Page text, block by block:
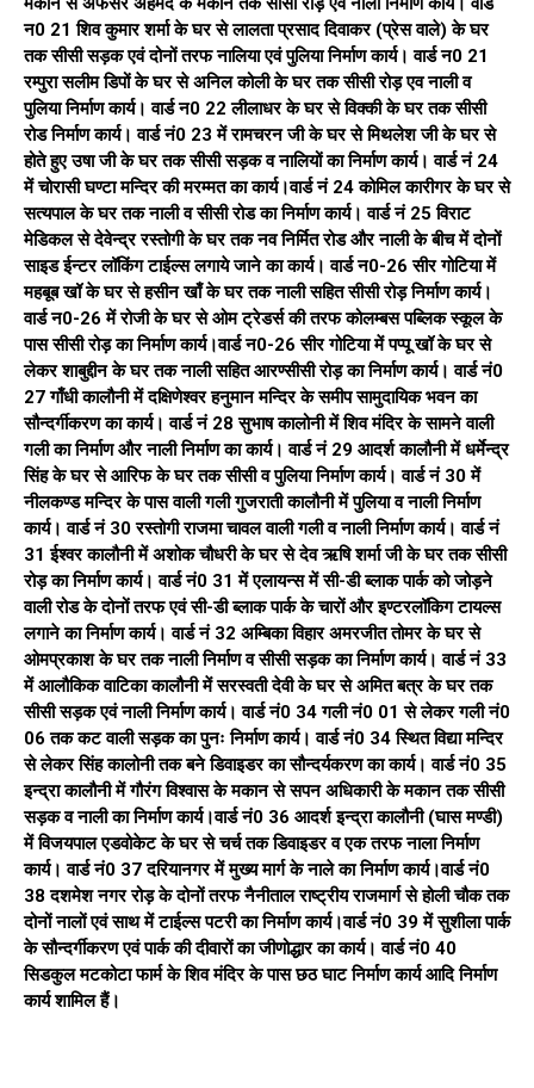
न0 21 शिव कुमार शर्मा के घर से लालता प्रसाद दिवाकर (प्रेस वाले) के घर
तक सीसी सड़क एवं दोनों तरफ नालिया एवं पुलिया निर्माण कार्य। वार्ड न0 21
रम्पुरा सलीम डिपों के घर से अनिल कोली के घर तक सीसी रोड़ एव नाली व
पुलिया निर्माण कार्य। वार्ड न0 22 लीलाधर के घर से विक्की के घर तक सीसी
रोड निर्माण कार्य। वार्ड नं0 23 में रामचरन जी के घर से मिथलेश जी के घर से
होते हुए उषा जी के घर तक सीसी सड़क व नालियों का निर्माण कार्य। वार्ड नं 24
में चोरासी घण्टा मन्दिर की मरम्मत का कार्य।वार्ड नं 24 कोमिल कारीगर के घर से
सत्यपाल के घर तक नाली व सीसी रोड का निर्माण कार्य। वार्ड नं 25 विराट
मेडिकल से देवेन्द्र रस्तोगी के घर तक नव निर्मित रोड और नाली के बीच में दोनों
साइड ईन्टर लॉकिंग टाईल्स लगाये जाने का कार्य। वार्ड न0-26 सीर गोटिया में
महबूब खॉ के घर से हसीन खाँ के घर तक नाली सहित सीसी रोड़ निर्माण कार्य।
वार्ड न0-26 में रोजी के घर से ओम ट्रेडर्स की तरफ कोलम्बस पब्लिक स्कूल के
पास सीसी रोड़ का निर्माण कार्य।वार्ड न0-26 सीर गोटिया में पप्पू खॉ के घर से
लेकर शाबुद्दीन के घर तक नाली सहित आरण्सीसी रोड़ का निर्माण कार्य। वार्ड नं0
27 गाँधी कालौनी में दक्षिणेश्वर हनुमान मन्दिर के समीप सामुदायिक भवन का
सौन्दर्गीकरण का कार्य। वार्ड नं 28 सुभाष कालोनी में शिव मंदिर के सामने वाली
गली का निर्माण और नाली निर्माण का कार्य। वार्ड नं 29 आदर्श कालौनी में धर्मेन्द्र
सिंह के घर से आरिफ के घर तक सीसी व पुलिया निर्माण कार्य। वार्ड नं 30 में
नीलकण्ड मन्दिर के पास वाली गली गुजराती कालौनी में पुलिया व नाली निर्माण
कार्य। वार्ड नं 30 रस्तोगी राजमा चावल वाली गली व नाली निर्माण कार्य। वार्ड नं
31 ईश्वर कालौनी में अशोक चौधरी के घर से देव ऋषि शर्मा जी के घर तक सीसी
रोड़ का निर्माण कार्य। वार्ड नं0 31 में एलायन्स में सी-डी ब्लाक पार्क को जोड़ने
वाली रोड के दोनों तरफ एवं सी-डी ब्लाक पार्क के चारों और इण्टरलॉकिग टायल्स
लगाने का निर्माण कार्य। वार्ड नं 32 अम्बिका विहार अमरजीत तोमर के घर से
ओमप्रकाश के घर तक नाली निर्माण व सीसी सड़क का निर्माण कार्य। वार्ड नं 33
में आलौकिक वाटिका कालौनी में सरस्वती देवी के घर से अमित बत्र के घर तक
सीसी सड़क एवं नाली निर्माण कार्य। वार्ड नं0 34 गली नं0 01 से लेकर गली नं0
06 तक कट वाली सड़क का पुनः निर्माण कार्य। वार्ड नं0 34 स्थित विद्या मन्दिर
से लेकर सिंह कालोनी तक बने डिवाइडर का सौन्दर्यकरण का कार्य। वार्ड नं0 35
इन्द्रा कालौनी में गौरंग विश्वास के मकान से सपन अधिकारी के मकान तक सीसी
सड़क व नाली का निर्माण कार्य।वार्ड नं0 36 आदर्श इन्द्रा कालौनी (घास मण्डी)
में विजयपाल एडवोकेट के घर से चर्च तक डिवाइडर व एक तरफ नाला निर्माण
कार्य। वार्ड नं0 37 दरियानगर में मुख्य मार्ग के नाले का निर्माण कार्य।वार्ड नं0
38 दशमेश नगर रोड़ के दोनों तरफ नैनीताल राष्ट्रीय राजमार्ग से होली चौक तक
दोनों नालों एवं साथ में टाईल्स पटरी का निर्माण कार्य।वार्ड नं0 39 में सुशीला पार्क
के सौन्दर्गीकरण एवं पार्क की दीवारों का जीणोद्धार का कार्य। वार्ड नं0 40
सिडकुल मटकोटा फार्म के शिव मंदिर के पास छठ घाट निर्माण कार्य आदि निर्माण
कार्य शामिल हैं।